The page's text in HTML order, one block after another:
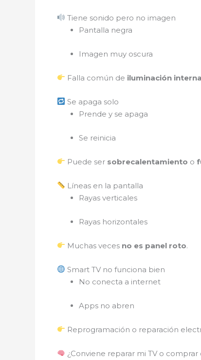
Tiene sonido pero no imagen
Pantalla negra
Imagen muy oscura
Falla común de iluminación
Se apaga solo
Prende y se apaga
Se reinicia
Puede ser sobrecalentamiento o
Líneas en la pantalla
Rayas verticales
Rayas horizontales
Muchas veces no es panel roto.
Smart TV no funciona bien
No conecta a internet
Apps no abren
Reprogramación o reparación
¿Conviene reparar mi TV o comprar